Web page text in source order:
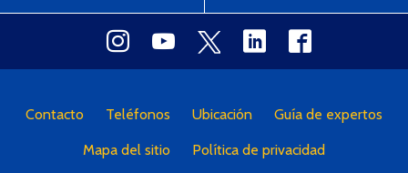
Contacto Teléfonos Ubicación Guía de expertos
Mapa del sitio Política de privacidad